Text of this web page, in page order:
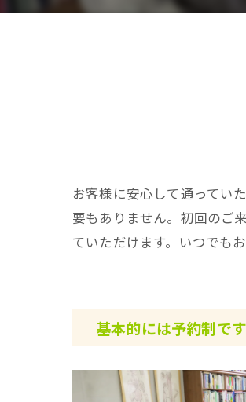
お客様に安心して通ってい
要もありません。初回のご
ていただけます。いつでも
基本的には予約制で